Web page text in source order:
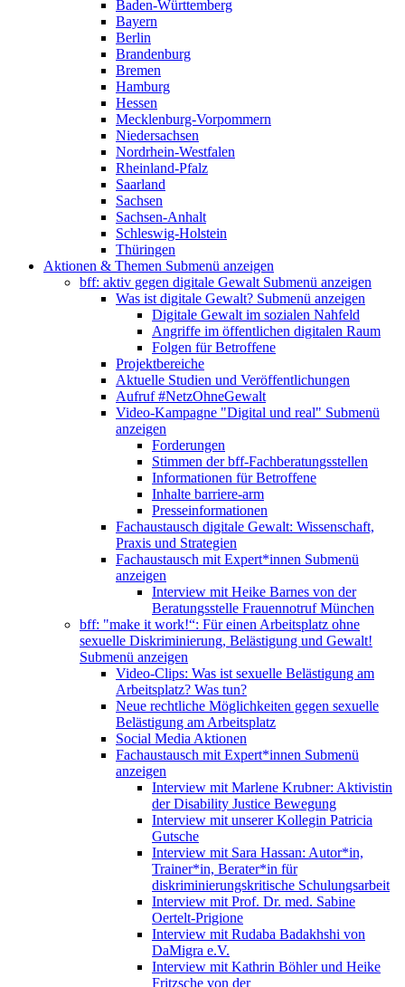
Baden-Württemberg
Bayern
Berlin
Brandenburg
Bremen
Hamburg
Hessen
Mecklenburg-Vorpommern
Niedersachsen
Nordrhein-Westfalen
Rheinland-Pfalz
Saarland
Sachsen
Sachsen-Anhalt
Schleswig-Holstein
Thüringen
Aktionen & Themen Submenü anzeigen
bff: aktiv gegen digitale Gewalt Submenü anzeigen
Was ist digitale Gewalt? Submenü anzeigen
Digitale Gewalt im sozialen Nahfeld
Angriffe im öffentlichen digitalen Raum
Folgen für Betroffene
Projektbereiche
Aktuelle Studien und Veröffentlichungen
Aufruf #NetzOhneGewalt
Video-Kampagne "Digital und real" Submenü
anzeigen
Forderungen
Stimmen der bff-Fachberatungsstellen
Informationen für Betroffene
Inhalte barriere-arm
Presseinformationen
Fachaustausch digitale Gewalt: Wissenschaft,
Praxis und Strategien
Fachaustausch mit Expert*innen Submenü
anzeigen
Interview mit Heike Barnes von der
Beratungsstelle Frauennotruf München
bff: "make it work!“: Für einen Arbeitsplatz ohne
sexuelle Diskriminierung, Belästigung und Gewalt!
Submenü anzeigen
Video-Clips: Was ist sexuelle Belästigung am
Arbeitsplatz? Was tun?
Neue rechtliche Möglichkeiten gegen sexuelle
Belästigung am Arbeitsplatz
Social Media Aktionen
Fachaustausch mit Expert*innen Submenü
anzeigen
Interview mit Marlene Krubner: Aktivistin
der Disability Justice Bewegung
Interview mit unserer Kollegin Patricia
Gutsche
Interview mit Sara Hassan: Autor*in,
Trainer*in, Berater*in für
diskriminierungskritische Schulungsarbeit
Interview mit Prof. Dr. med. Sabine
Oertelt-Prigione
Interview mit Rudaba Badakhshi von
DaMigra e.V.
Interview mit Kathrin Böhler und Heike
Fritzsche von der